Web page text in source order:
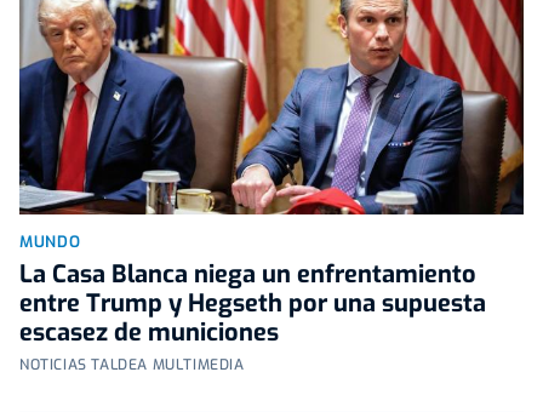
MUNDO
La Casa Blanca niega un enfrentamiento
entre Trump y Hegseth por una supuesta
escasez de municiones
NOTICIAS TALDEA MULTIMEDIA